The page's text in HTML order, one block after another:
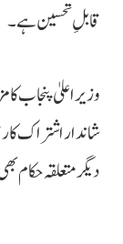
قابلِ تحسین ہے۔
وزیراعلیٰ پنجاب کا
شاندار اشتراک
دیگر متعلقہ